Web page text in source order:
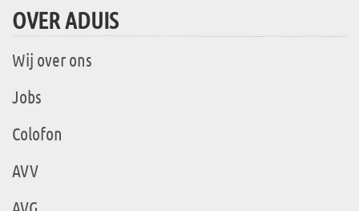
OVER ADUIS
Wij over ons
Jobs
Colofon
AVV